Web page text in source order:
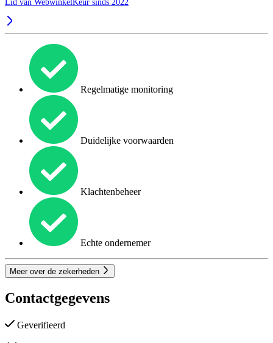
Lid van WebwinkelKeur sinds 2022
Regelmatige monitoring
Duidelijke voorwaarden
Klachtenbeheer
Echte ondernemer
Meer over de zekerheden
Contactgegevens
Geverifieerd